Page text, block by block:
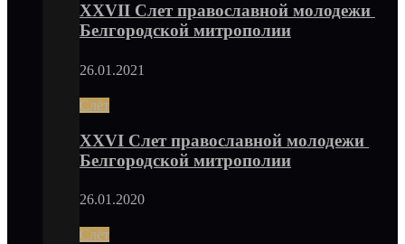
XXVII Слет православной молодежи
Белгородской митрополии
26.01.2021
Слёт
XXVI Слет православной молодежи
Белгородской митрополии
26.01.2020
Слёт